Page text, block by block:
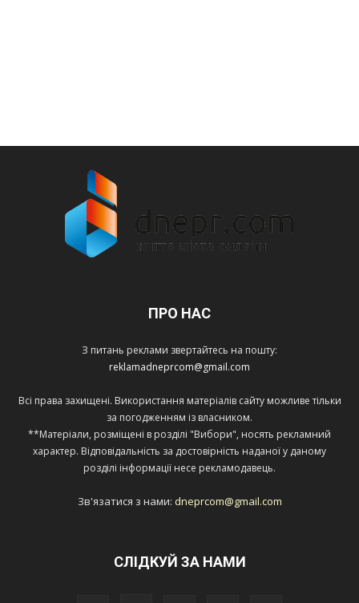
ПРО НАС
З питань реклами звертайтесь на пошту:
reklamadneprcom@gmail.com
Всі права захищені. Використання матеріалів сайту можливе тільки
за погодженням із власником.
**Матеріали, розміщені в розділі "Вибори", носять рекламний
характер. Відповідальність за достовірність наданої у даному
розділі інформації несе рекламодавець.
Зв'язатися з нами: dneprcom@gmail.com
СЛІДКУЙ ЗА НАМИ